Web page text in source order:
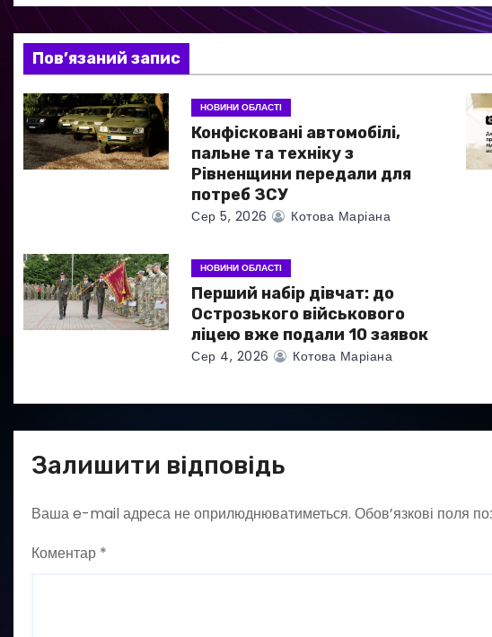
і
я
з
а
п
і
в
Пов’язаний запис
НОВИНИ ОБЛАСТІ
Конфісковані автомобілі,
пальне та техніку з
Рівненщини передали для
потреб ЗСУ
Сер 5, 2026 Котова Маріана
НОВИНИ ОБЛАСТІ
Перший набір дівчат: до
Острозького військового
ліцею вже подали 10 заявок
Сер 4, 2026 Котова Маріана
Залишити відповідь
Ваша e-mail адреса не оприлюднюватиметься. Обов’язкові поля
Коментар *